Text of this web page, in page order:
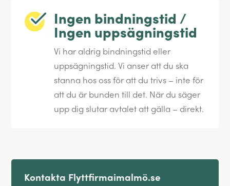
Ingen bindningstid /
Ingen uppsägningstid
Vi har aldrig bindningstid eller
uppsägningstid. Vi anser att du ska
stanna hos oss för att du trivs – inte för
att du är bunden till det. När du säger
upp dig slutar avtalet att gälla – direkt.
Kontakta Flyttfirmaimalmö.se